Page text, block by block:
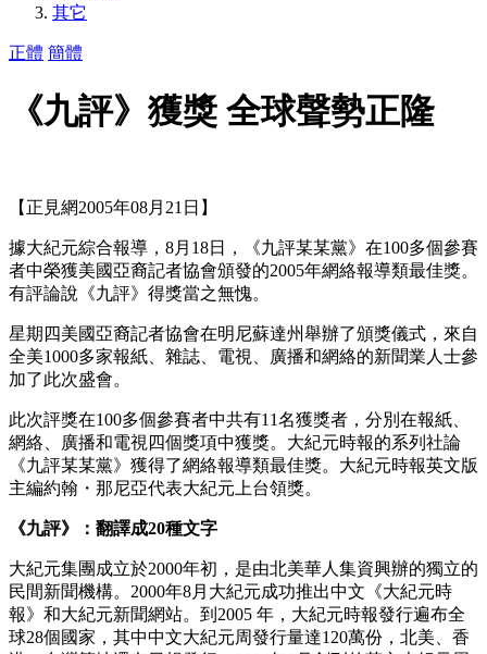
其它
正體 簡體
《九評》獲獎 全球聲勢正隆
【正見網2005年08月21日】
據大紀元綜合報導，8月18日，《九評某某黨》在100多個參賽
者中榮獲美國亞裔記者協會頒發的2005年網絡報導類最佳獎。
有評論說《九評》得獎當之無愧。
星期四美國亞裔記者協會在明尼蘇達州舉辦了頒獎儀式，來自
全美1000多家報紙、雜誌、電視、廣播和網絡的新聞業人士參
加了此次盛會。
此次評獎在100多個參賽者中共有11名獲獎者，分別在報紙、
網絡、廣播和電視四個獎項中獲獎。大紀元時報的系列社論
《九評某某黨》獲得了網絡報導類最佳獎。大紀元時報英文版
主編約翰・那尼亞代表大紀元上台領獎。
《九評》：翻譯成20種文字
大紀元集團成立於2000年初，是由北美華人集資興辦的獨立的
民間新聞機構。2000年8月大紀元成功推出中文《大紀元時
報》和大紀元新聞網站。到2005 年，大紀元時報發行遍布全
球28個國家，其中中文大紀元周發行量達120萬份，北美、香